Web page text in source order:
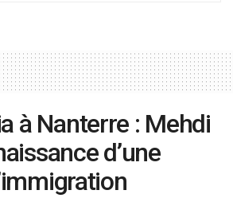
à Nanterre : Mehdi
d’une